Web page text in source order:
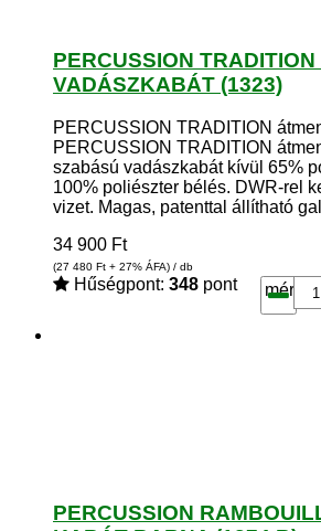
PERCUSSION
VADÁSZKABÁT (1323)
PERCUSSION TRADITION
PERCUSSION TRADITION
szabású vadászkabát kívül 65%
100% poliészter bélés. DWR-rel
vizet. Magas, patenttal állítható
34 900 Ft
(27 480 Ft + 27% ÁFA) / db
Hűségpont: 348 pont méret*:
PERCUSSION